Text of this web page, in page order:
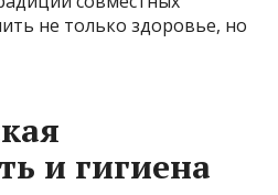
не только здоровье, но
и гигиена